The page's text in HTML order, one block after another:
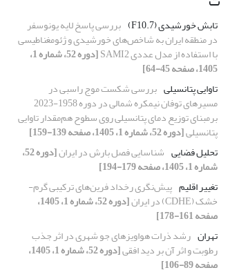
تابش خورشیدی (F10.7) بررسی پاسخ لایه یونوسفر
در منطقه ایران به شاخص‌های خورشیدی و ژئومغناطیسی
با استفاده از مدل عددی SAMI2 [دوره 52، شماره 1،
1405، صفحه 45-64]
تاوایی پتانسیلی بررسی شکست موج راسبی در
مسیرهای توفان نیمکره شمالی در دوره 1958-2023
برمبنای توزیع دمای پتانسیلی روی سطوح هم‌مقدار تاوایی
پتانسیلی[دوره 52، شماره 1، 1405، صفحه 139-159]
تحلیل فضایی شناسایی فصل بارش در ایران [دوره 52،
شماره 1، 1405، صفحه 179-194]
تغییر اقلیم پیش‌نگری رخداد فرین‌های ترکیبی گرم-
خشک (CDHE) در ایران [دوره 52، شماره 1، 1405،
صفحه 161-178]
تهران رشد ذرات هواویزهای جو شهری در اثر جذب
رطوبت و اثر آن بر دید افقی [دوره 52، شماره 1، 1405،
صفحه 89-106]